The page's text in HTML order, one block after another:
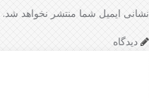
نشانی ایمیل شما منتشر نخواهد شد.
دیدگاه